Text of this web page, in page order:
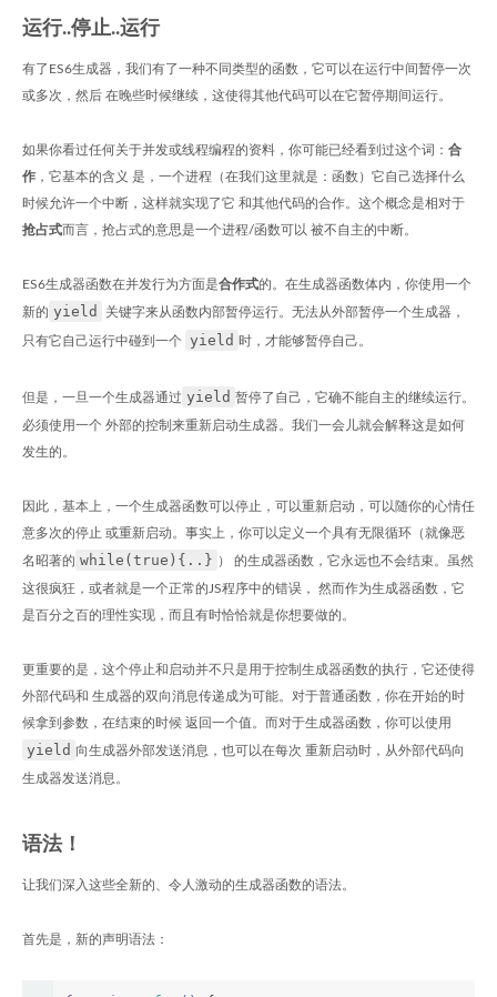
运行..停止..运行
有了ES6生成器，我们有了一种不同类型的函数，它可以在运行中间暂停一次
或多次，然后 在晚些时候继续，这使得其他代码可以在它暂停期间运行。
如果你看过任何关于并发或线程编程的资料，你可能已经看到过这个词： 合
作 ，它基本的含义 是，一个进程（在我们这里就是：函数）它自己选择什么
时候允许一个中断，这样就实现了它 和其他代码的合作。这个概念是相对于
抢占式而言，抢占式的意思是一个进程/函数可以 被不自主的中断。
ES6生成器函数在并发行为方面是合作式的。在生成器函数体内，你使用一个
新的 yield 关键字来从函数内部暂停运行。无法从外部暂停一个生成器，
只有它自己运行中碰到一个 yield 时，才能够暂停自己。
但是，一旦一个生成器通过 yield 暂停了自己，它确不能自主的继续运行。
必须使用一个 外部的控制来重新启动生成器。我们一会儿就会解释这是如何
发生的。
因此，基本上，一个生成器函数可以停止，可以重新启动，可以随你的心情任
意多次的停止 或重新启动。事实上，你可以定义一个具有无限循环（就像恶
名昭著的 while(true){..} ） 的生成器函数，它永远也不会结束。虽然
这很疯狂，或者就是一个正常的JS程序中的错误， 然而作为生成器函数，它
是百分之百的理性实现，而且有时恰恰就是你想要做的。
更重要的是，这个停止和启动并不只是用于控制生成器函数的执行，它还使得
外部代码和 生成器的双向消息传递成为可能。对于普通函数，你在开始的时
候拿到参数，在结束的时候 返回一个值。而对于生成器函数，你可以使用
yield 向生成器外部发送消息，也可以在每次 重新启动时，从外部代码向
生成器发送消息。
语法！
让我们深入这些全新的、令人激动的生成器函数的语法。
首先是，新的声明语法：